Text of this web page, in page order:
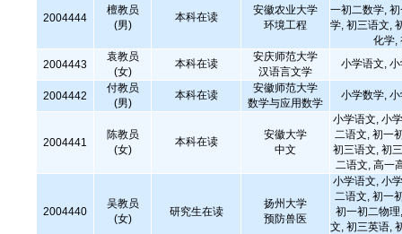
2004444
檀教员
(男)
本科在读
安徽农业大学
环境工程
一初二数学,
学, 初三语文,
化学,
2004443
袁教员
(女)
本科在读
安庆师范大学
汉语言文学
小学语文,
2004442
付教员
(男)
本科在读
安徽师范大学
数学与应用数学
小学数学,
2004441
陈教员
(女)
本科在读
安徽大学
中文
小学语文, 小
二语文, 初一
初三语文, 初
二语文, 高一
2004440
吴教员
(女)
研究生在读
扬州大学
预防兽医
小学语文, 小
二语文, 初一
初一初二物
文, 初三英语,